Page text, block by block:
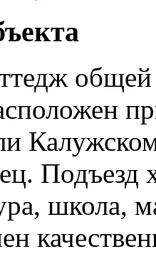
Подъезд
школа,